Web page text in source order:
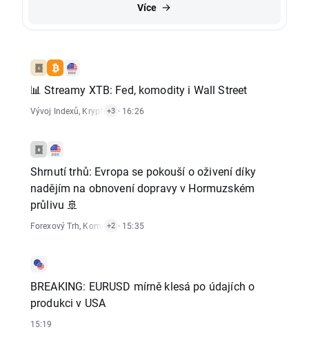
Více
📊 Streamy XTB: Fed, komodity i Wall Street
Vývoj Indexů, Krypto Zprávy,Komoditní Trh
+3 · 16:26
Shrnutí trhů: Evropa se pokouší o oživení díky
nadějím na obnovení dopravy v Hormuzském
průlivu 🚢
Forexový Trh, Komoditní Trh,Vývoj Indexů
+2 · 15:35
BREAKING: EURUSD mírně klesá po údajích o
produkci v USA
15:19